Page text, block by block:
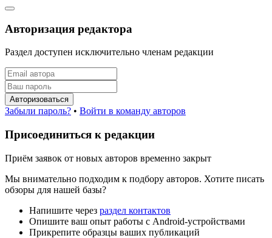
Авторизация редактора
Раздел доступен исключительно членам редакции
Авторизоваться
Забыли пароль? • Войти в команду авторов
Присоединиться к редакции
Приём заявок от новых авторов временно закрыт
Мы внимательно подходим к подбору авторов. Хотите писать
обзоры для нашей базы?
Напишите через раздел контактов
Опишите ваш опыт работы с Android-устройствами
Прикрепите образцы ваших публикаций